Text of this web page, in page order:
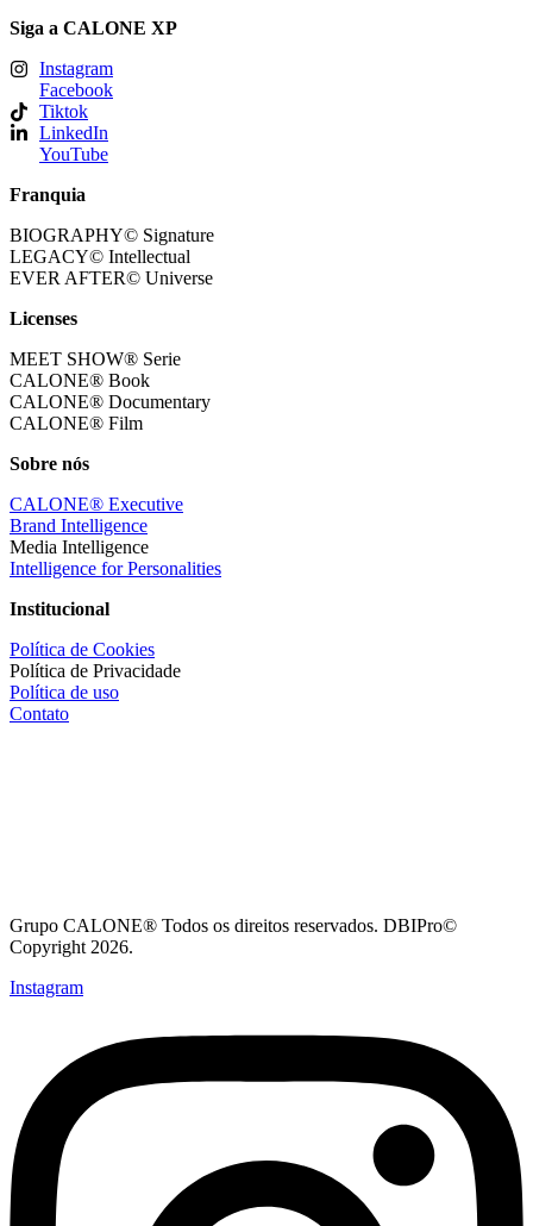
Siga a CALONE XP
Instagram
Facebook
Tiktok
LinkedIn
YouTube
Franquia
BIOGRAPHY© Signature
LEGACY© Intellectual
EVER AFTER© Universe
Licenses
MEET SHOW® Serie
CALONE® Book
CALONE® Documentary
CALONE® Film
Sobre nós
CALONE® Executive
Brand Intelligence
Media Intelligence
Intelligence for Personalities
Institucional
Política de Cookies
Política de Privacidade
Política de uso
Contato
Grupo CALONE® Todos os direitos reservados. DBIPro©
Copyright 2026.
Instagram